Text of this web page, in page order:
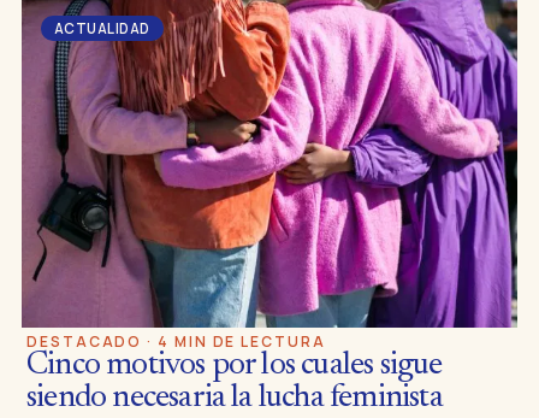
ACTUALIDAD
DESTACADO · 4 MIN DE LECTURA
Cinco motivos por los cuales sigue
siendo necesaria la lucha feminista